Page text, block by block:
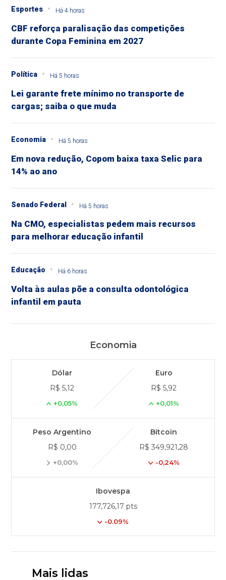
Esportes Há 4 horas
CBF reforça paralisação das competições
durante Copa Feminina em 2027
Política Há 5 horas
Lei garante frete mínimo no transporte de
cargas; saiba o que muda
Economia Há 5 horas
Em nova redução, Copom baixa taxa Selic para
14% ao ano
Senado Federal Há 5 horas
Na CMO, especialistas pedem mais recursos
para melhorar educação infantil
Educação Há 6 horas
Volta às aulas põe a consulta odontológica
infantil em pauta
Economia
Dólar
R$ 5,12
+0,05%
Euro
R$ 5,92
+0,01%
Peso Argentino
R$ 0,00
+0,00%
Bitcoin
R$ 349,921,28
-0,24%
Ibovespa
177,726,17 pts
-0.09%
Mais lidas